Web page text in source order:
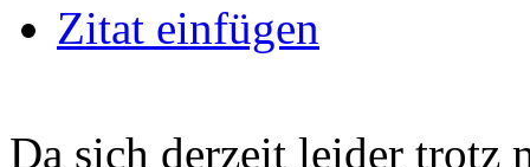
Zitat einfügen
Da sich derzeit leider trotz